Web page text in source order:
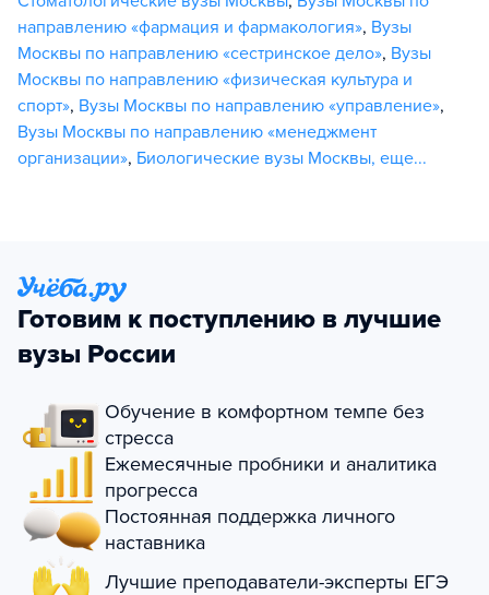
направлению «фармация и фармакология», Вузы
Москвы по направлению «сестринское дело», Вузы
Москвы по направлению «физическая культура и
спорт», Вузы Москвы по направлению «управление»,
Вузы Москвы по направлению «менеджмент
организации», Биологические вузы Москвы, еще...
Готовим к поступлению в лучшие
вузы России
Обучение в комфортном темпе без
стресса
Ежемесячные пробники и аналитика
прогресса
Постоянная поддержка личного
наставника
Лучшие преподаватели-эксперты ЕГЭ